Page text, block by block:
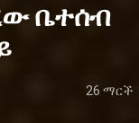
ቤተሰብ
26 ማርች